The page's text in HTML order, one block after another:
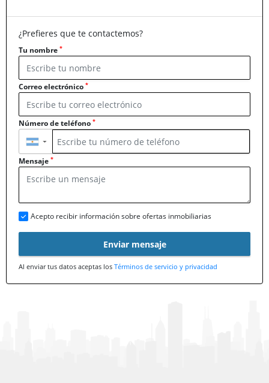
¿Prefieres que te contactemos?
Tu nombre *
Correo electrónico *
Número de teléfono *
▼
Mensaje *
Acepto recibir información sobre ofertas inmobiliarias
Enviar mensaje
Al enviar tus datos aceptas los Términos de servicio y privacidad